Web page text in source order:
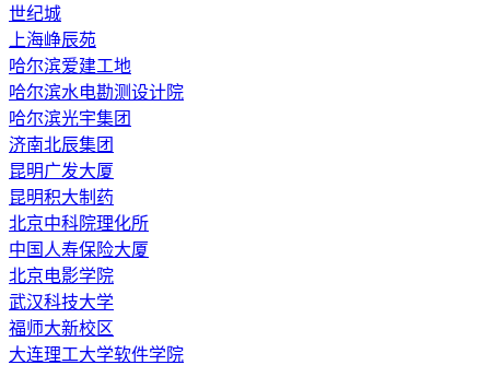
世纪城
上海峥辰苑
哈尔滨爱建工地
哈尔滨水电勘测设计院
哈尔滨光宇集团
济南北辰集团
昆明广发大厦
昆明积大制药
北京中科院理化所
中国人寿保险大厦
北京电影学院
武汉科技大学
福师大新校区
大连理工大学软件学院